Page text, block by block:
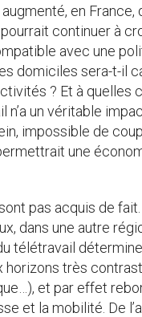
en
continuer à
avec une
domiciles sera-
? Et à
n’a un véritable
impossible de
une
pas acquis de
dans une autre
télétravail
très
et par effet
et la mobilité. De